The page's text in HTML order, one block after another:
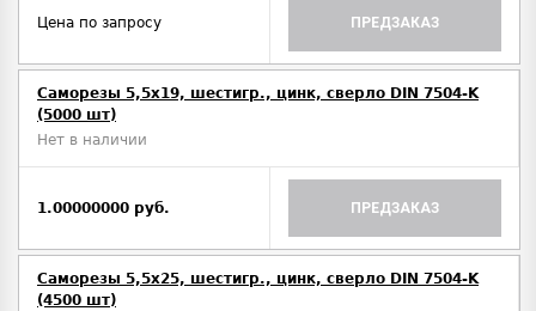
Цена по запросу ПРЕДЗАКАЗ
Саморезы 5,5х19, шестигр., цинк, сверло DIN 7504-K
(5000 шт)
Нет в наличии
1.00000000 руб. ПРЕДЗАКАЗ
Саморезы 5,5х25, шестигр., цинк, сверло DIN 7504-K
(4500 шт)